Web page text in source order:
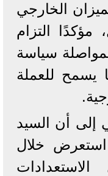
الخارجي
مؤكدًا التزام
سياسة
يسمح للعملة
إلى أن السيد
خلال
الاستعدادات